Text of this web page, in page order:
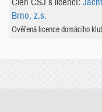
Člen ČSJ s licencí:
Brno, z.s.
Ověřená licence domácího